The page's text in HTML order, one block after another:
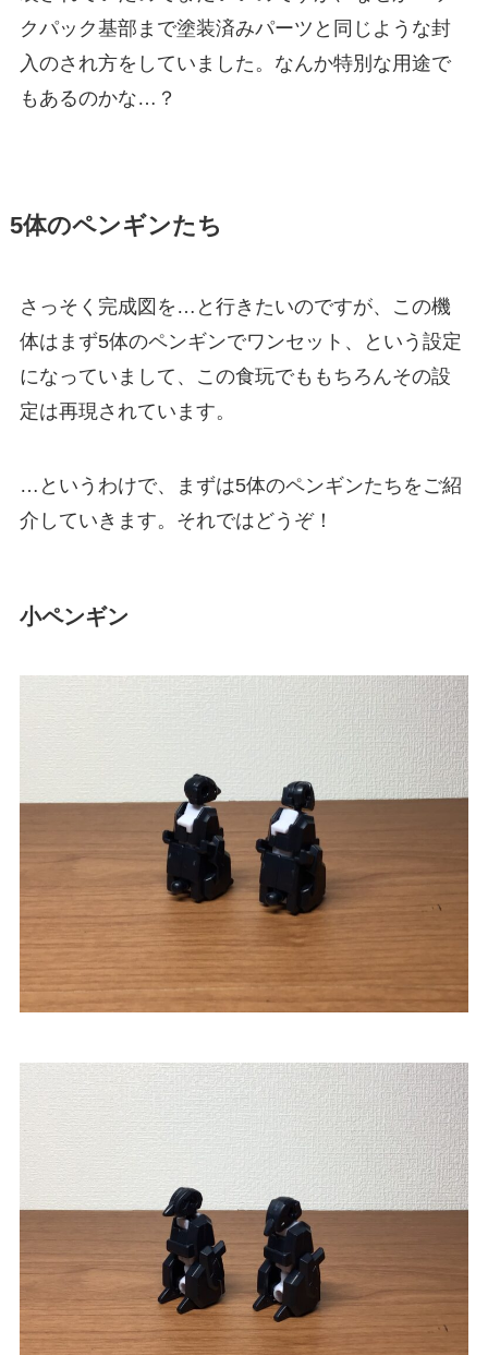
クパック基部まで塗装済みパーツと同じような封
入のされ方をしていました。なんか特別な用途で
もあるのかな…？
5体のペンギンたち
さっそく完成図を…と行きたいのですが、この機
体はまず5体のペンギンでワンセット、という設定
になっていまして、この食玩でももちろんその設
定は再現されています。
…というわけで、まずは5体のペンギンたちをご紹
介していきます。それではどうぞ！
小ペンギン